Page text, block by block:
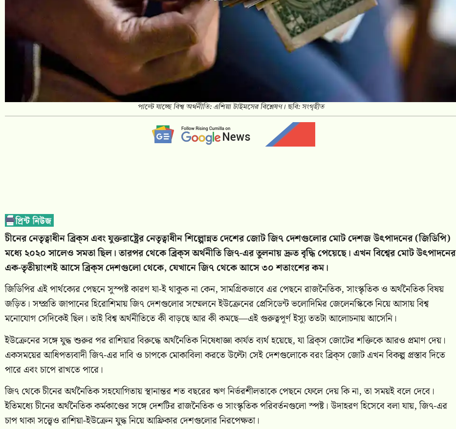
পাল্টে যাচ্ছে বিশ্ব অর্থনীতি: এশিয়া টাইমসের বিশ্লেষণ। ছবি: সংগৃহীত
চীনের নেতৃত্বাধীন ব্রিক্‌স এবং যুক্তরাষ্ট্রের নেতৃত্বাধীন শিল্পোন্নত দেশের জোট জি৭ দেশগুলোর মোট দেশজ উৎপাদনের (জিডিপি)
মধ্যে ২০২০ সালেও সমতা ছিল। তারপর থেকে ব্রিক্‌স অর্থনীতি জি৭-এর তুলনায় দ্রুত বৃদ্ধি পেয়েছে। এখন বিশ্বের মোট উৎপাদনের
এক-তৃতীয়াংশই আসে ব্রিক্‌স দেশগুলো থেকে, যেখানে জি৭ থেকে আসে ৩০ শতাংশের কম।
জিডিপির এই পার্থক্যের পেছনে সুস্পষ্ট কারণ যা-ই থাকুক না কেন, সামগ্রিকভাবে এর পেছনে রাজনৈতিক, সাংস্কৃতিক ও অর্থনৈতিক বিষয়
জড়িত। সম্প্রতি জাপানের হিরোশিমায় জি৭ দেশগুলোর সম্মেলনে ইউক্রেনের প্রেসিডেন্ট ভলোদিমির জেলেনস্কিকে নিয়ে আসায় বিশ্ব
মনোযোগ সেদিকেই ছিল। তাই বিশ্ব অর্থনীতিতে কী বাড়ছে আর কী কমছে—এই গুরুত্বপূর্ণ ইস্যু ততটা আলোচনায় আসেনি।
ইউক্রেনের সঙ্গে যুদ্ধ শুরুর পর রাশিয়ার বিরুদ্ধে অর্থনৈতিক নিষেধাজ্ঞা কার্যত ব্যর্থ হয়েছে, যা ব্রিক্‌স জোটের শক্তিকে আরও প্রমাণ দেয়।
একসময়ের আধিপত্যবাদী জি৭-এর দাবি ও চাপকে মোকাবিলা করতে উল্টো সেই দেশগুলোকে বরং ব্রিক্‌স জোট এখন বিকল্প প্রস্তাব দিতে
পারে এবং চাপে রাখতে পারে।
জি৭ থেকে চীনের অর্থনৈতিক সহযোগিতায় স্থানান্তর শত বছরের ঋণ নির্ভরশীলতাকে পেছনে ফেলে দেয় কি না, তা সময়ই বলে দেবে।
ইতিমধ্যে চীনের অর্থনৈতিক কর্মকাণ্ডের সঙ্গে দেশটির রাজনৈতিক ও সাংস্কৃতিক পরিবর্তনগুলো স্পষ্ট। উদাহরণ হিসেবে বলা যায়, জি৭-এর
চাপ থাকা সত্ত্বেও রাশিয়া-ইউক্রেন যুদ্ধ নিয়ে আফ্রিকার দেশগুলোর নিরপেক্ষতা।